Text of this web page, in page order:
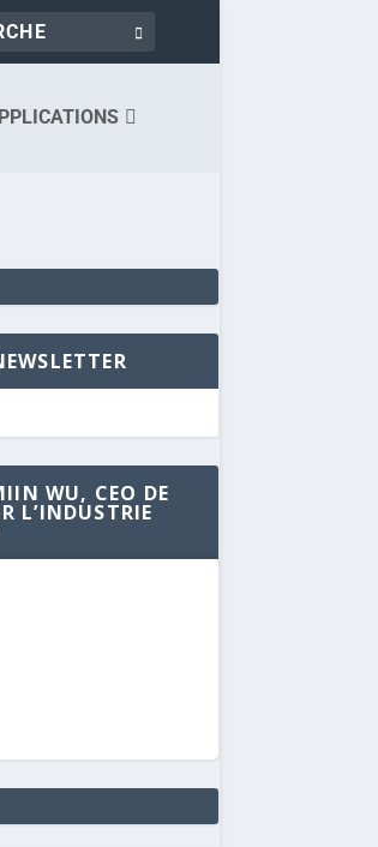
WU, CEO DE
L’INDUSTRIE